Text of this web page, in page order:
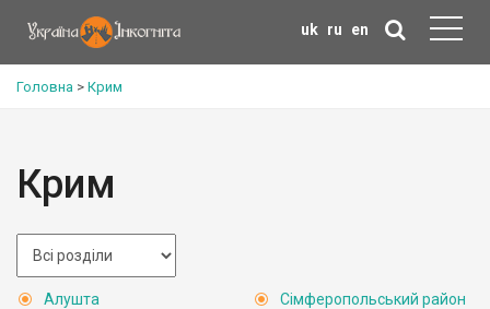
uk ru en
Головна > Крим
Крим
Алушта
Сімферопольський район